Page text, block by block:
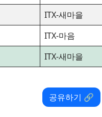
ITX-새마을
ITX-마음
ITX-새마을
공유하기 🔗